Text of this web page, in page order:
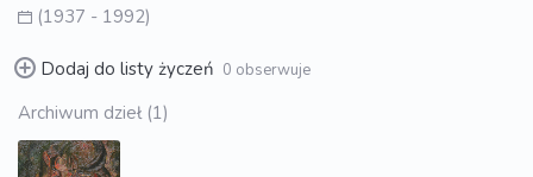
(1937 - 1992)
Dodaj do listy życzeń 0 obserwuje
Archiwum dzieł (1)